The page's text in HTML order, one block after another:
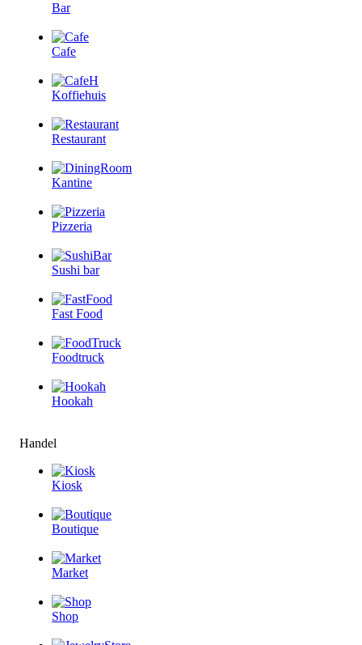
Bar
Cafe
Koffiehuis
Restaurant
Kantine
Pizzeria
Sushi bar
Fast Food
Foodtruck
Hookah
Handel
Kiosk
Boutique
Market
Shop